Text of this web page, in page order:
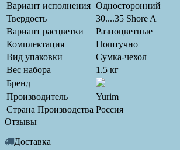
Вариант исполнения Односторонний
Твердость
30....35 Shore A
Вариант расцветки
Разноцветные
Комплектация
Поштучно
Вид упаковки
Сумка-чехол
Вес набора
1.5 кг
Бренд
Производитель
Yurim
Страна Производства Россия
Отзывы
Доставка